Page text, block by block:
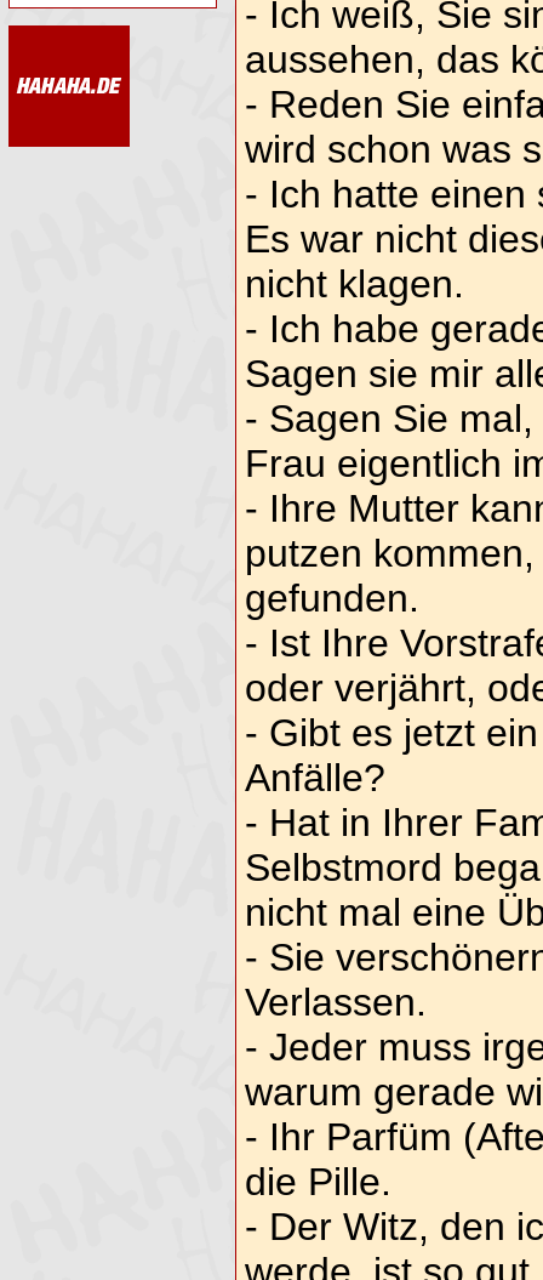
- Ich weiß, Sie
aussehen, das
- Reden Sie
wird schon was
- Ich hatte einen
Es war nicht
nicht klagen.
- Ich habe
Sagen sie mir
- Sagen Sie
Frau eigentlich
- Ihre Mutter
putzen
gefunden.
- Ist Ihre
oder verjährt,
- Gibt es jetzt
Anfälle?
- Hat in Ihrer
Selbstmord
nicht mal eine
- Sie
Verlassen.
- Jeder muss
warum gerade
- Ihr Parfüm
die Pille.
- Der Witz, den